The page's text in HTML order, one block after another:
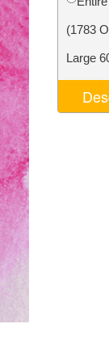
Video Editing Services
(1783
Large